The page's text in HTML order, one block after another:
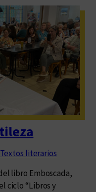
Textos literarios
libro Emboscada,
ciclo “Libros y